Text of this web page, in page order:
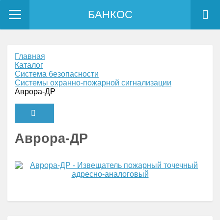
БАНКОС
Главная
Каталог
Система безопасности
Системы охранно-пожарной сигнализации
Аврора-ДР
Аврора-ДР